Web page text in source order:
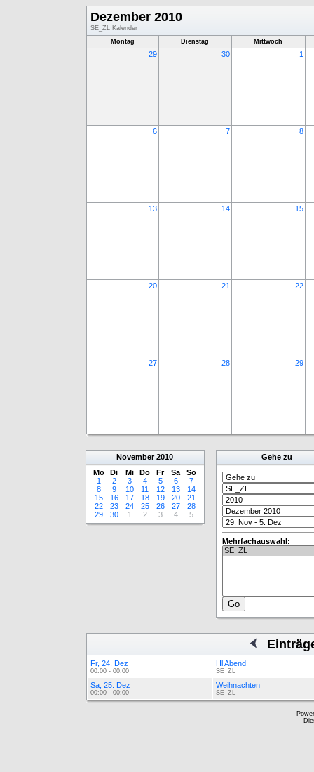
Dezember 2010
SE_ZL Kalender
Montag
Dienstag Mittwoch
29 30 1
6 7 8
13 14 15
20 21 22
27 28 29
November 2010
Mo
Di Mi Do Fr Sa
So
1
2 3 4 5 6
7
8
9 10 11 12 13
14
15
16 17 18 19 20
21
22
23 24 25 26 27
28
29
30 1 2 3 4 5
Gehe zu
Mehrfachauswahl:
Fr, 24. Dez
00:00 - 00:00
Hl Abend
SE_ZL
Sa, 25. Dez
00:00 - 00:00
Weihnachten
SE_ZL